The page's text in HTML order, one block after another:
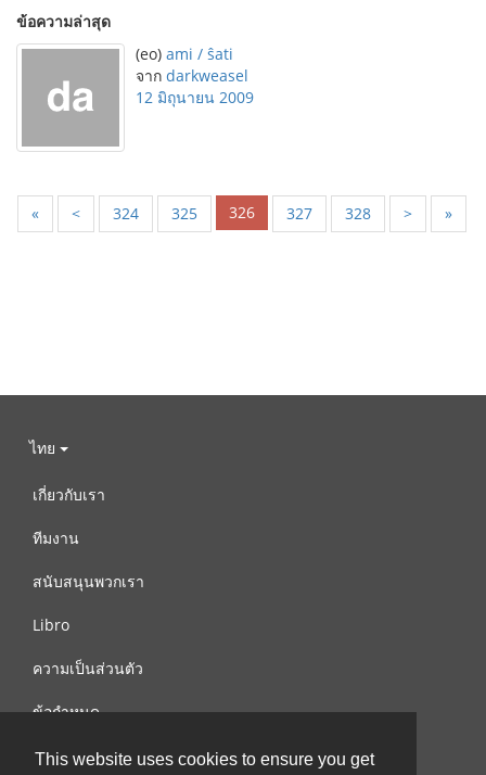
This website uses cookies to ensure you get
ข้อความล่าสุด
(eo) ami / ŝati
จาก darkweasel
12 มิถุนายน 2009
« < 324 325 326 327 328 > »
ไทย
เกี่ยวกับเรา
ทีมงาน
สนับสนุนพวกเรา
Libro
ความเป็นส่วนตัว
ข้อกำหนด
ติดต่อเรา